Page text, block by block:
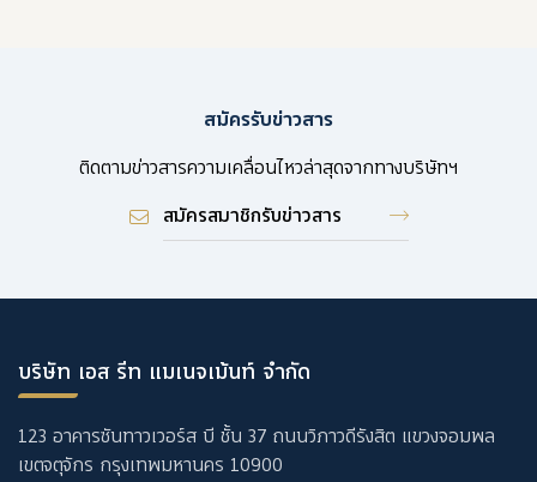
สมัครรับข่าวสาร
ติดตามข่าวสารความเคลื่อนไหวล่าสุดจากทางบริษัทฯ
สมัครสมาชิกรับข่าวสาร
บริษัท เอส รีท แมเนจเม้นท์ จำกัด
123 อาคารซันทาวเวอร์ส บี ชั้น 37 ถนนวิภาวดีรังสิต แขวงจอมพล
เขตจตุจักร กรุงเทพมหานคร 10900